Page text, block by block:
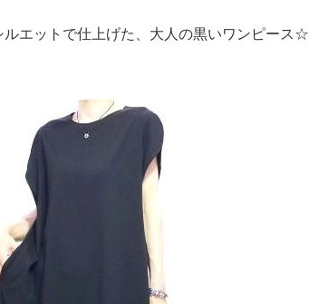
エットで仕上げた、大人の黒いワンピース☆